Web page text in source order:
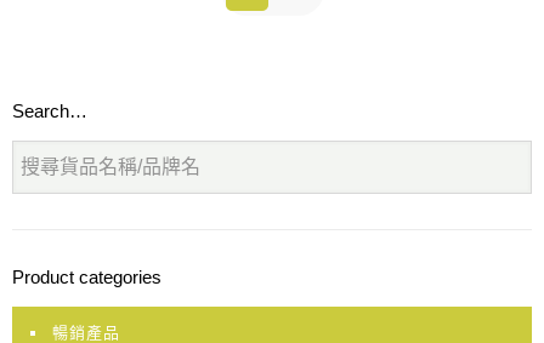
Search…
Product categories
暢銷產品